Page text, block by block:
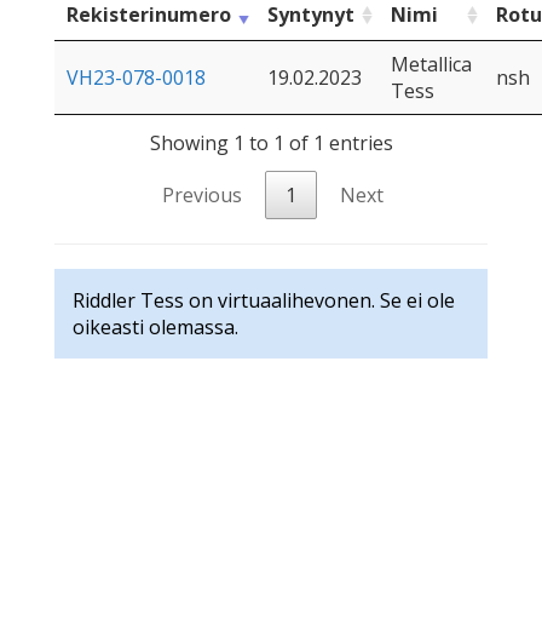
Rekisterinumero
Syntynyt Nimi Rotu
VH23-078-0018 19.02.2023
Metallica
Tess
nsh
Showing 1 to 1 of 1 entries
Previous
1 Next
Riddler Tess on virtuaalihevonen. Se ei ole
oikeasti olemassa.